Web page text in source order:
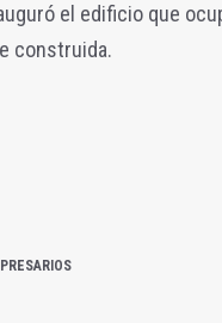
el edificio que
construida.